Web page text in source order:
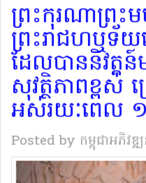
ខណ្ឌប្ញស្សីកែវ
ព្រះកុរណាព្រះ
ព្រះរាជហឬទ័យ
ដែលបាននិវត្
សុវត្ថិភាពខ្ពស់
អស់រយៈពេល ១
Posted by កម្ពុជាអភិវឌ្